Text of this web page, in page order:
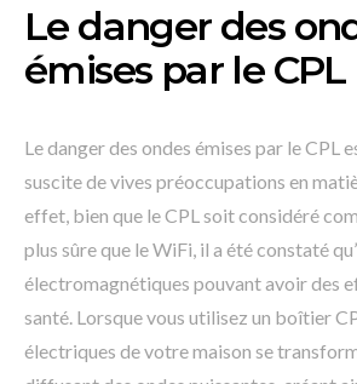
Le danger des
émises par le CPL
Le danger des ondes émises par le CPL
suscite de vives préoccupations en
effet, bien que le CPL soit considéré
plus sûre que le WiFi, il a été constaté
électromagnétiques pouvant avoir des
santé. Lorsque vous utilisez un boîtier
électriques de votre maison se